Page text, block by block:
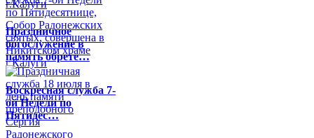
Праздничное
богослужение в
память обрете…
Воскресная служба 7-
ой Недели по
Пятидес…